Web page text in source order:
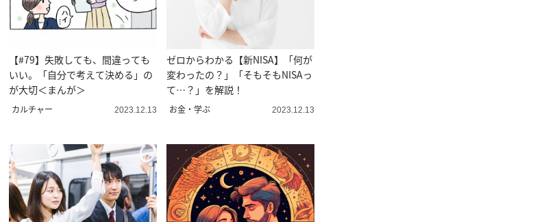
【#79】失敗しても、間違っても
いい。「自分で考えて決める」の
が大切＜まんが＞
カルチャー 2023.12.13
ゼロからわかる【新NISA】「何が
変わったの？」「そもそもNISAっ
て…？」を解説！
お金・学ぶ 2023.12.13